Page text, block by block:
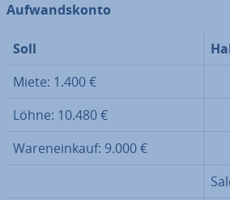
Auf­wands­kon­to
Soll
Miete: 1.400 €
Löhne: 10.480 €
Wa­ren­ein­kauf: 9.000 €